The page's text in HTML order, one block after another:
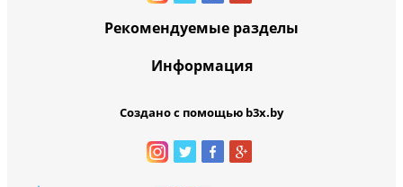
Рекомендуемые разделы
Информация
Создано с помощью b3x.by